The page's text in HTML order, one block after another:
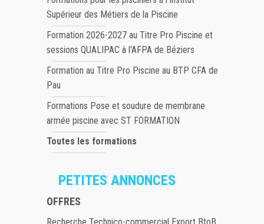
Supérieur des Métiers de la Piscine
Formation 2026-2027 au Titre Pro Piscine et
sessions QUALIPAC à l'AFPA de Béziers
Formation au Titre Pro Piscine au BTP CFA de
Pau
Formations Pose et soudure de membrane
armée piscine avec ST FORMATION
Toutes les formations
PETITES ANNONCES
OFFRES